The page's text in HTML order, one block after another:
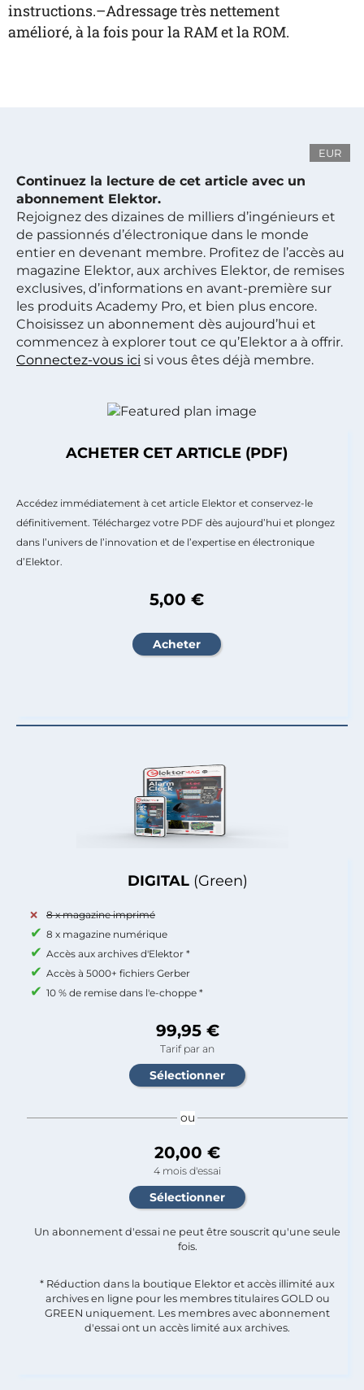
instructions.–Adressage très nettement
amélioré, à la fois pour la RAM et la ROM.
EUR
Continuez la lecture de cet article avec un
abonnement Elektor.
Rejoignez des dizaines de milliers d’ingénieurs et
de passionnés d’électronique dans le monde
entier en devenant membre. Profitez de l’accès au
magazine Elektor, aux archives Elektor, de remises
exclusives, d’informations en avant-première sur
les produits Academy Pro, et bien plus encore.
Choisissez un abonnement dès aujourd’hui et
commencez à explorer tout ce qu’Elektor a à offrir.
Connectez-vous ici si vous êtes déjà membre.
DIGITAL (Green)
8 x magazine imprimé
8 x magazine numérique
Accès aux archives d'Elektor *
Accès à 5000+ fichiers Gerber
10 % de remise dans l'e-choppe *
99,95 €
Tarif par an
ou
20,00 €
4 mois d'essai
Un abonnement d'essai ne peut être souscrit qu'une seule
fois.​
* Réduction dans la boutique Elektor et accès illimité aux
archives en ligne pour les membres titulaires GOLD ou
GREEN uniquement. Les membres avec abonnement
d'essai ont un accès limité aux archives.
ACHETER CET ARTICLE (PDF)
Accédez immédiatement à cet article Elektor et conservez-le
définitivement. Téléchargez votre PDF dès aujourd’hui et plongez
dans l’univers de l’innovation et de l’expertise en électronique
d’Elektor.
5,00 €